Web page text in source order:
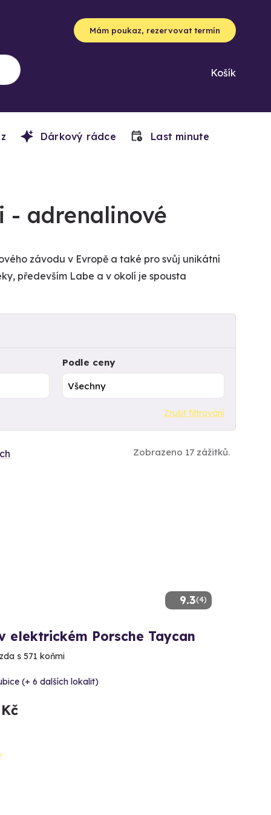
Mám poukaz, rezervovat termín
Košík
Dárkový rádce Last minute
- adrenalinové
závodu v Evropě a také pro svůj unikátní
především Labe a v okolí je spousta
Podle ceny
Zrušit filtrování
Zobrazeno 17 zážitků.
9.3(4)
elektrickém Porsche Taycan
s 571 koňmi
(+ 6 dalších lokalit)